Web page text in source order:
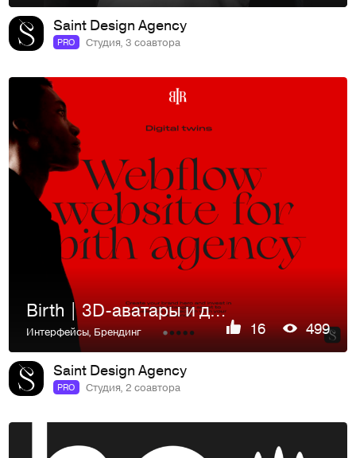
Saint Design Agency
PRO Студия, 3 соавтора
Birth | 3D-аватары и диджитал-ассистенты | Сайт
Интерфейсы,Брендинг 16 499
Saint Design Agency
PRO Студия, 2 соавтора